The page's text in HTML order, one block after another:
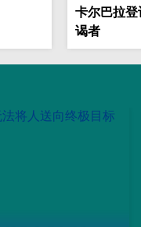
卡尔巴拉
谒者